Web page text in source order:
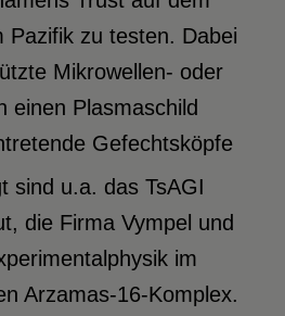
Pazifik zu testen. Dabei
Mikrowellen- oder
einen Plasmaschild
Gefechtsköpfe
sind u.a. das TsAGI
die Firma Vympel und
im
Arzamas-16-Komplex.